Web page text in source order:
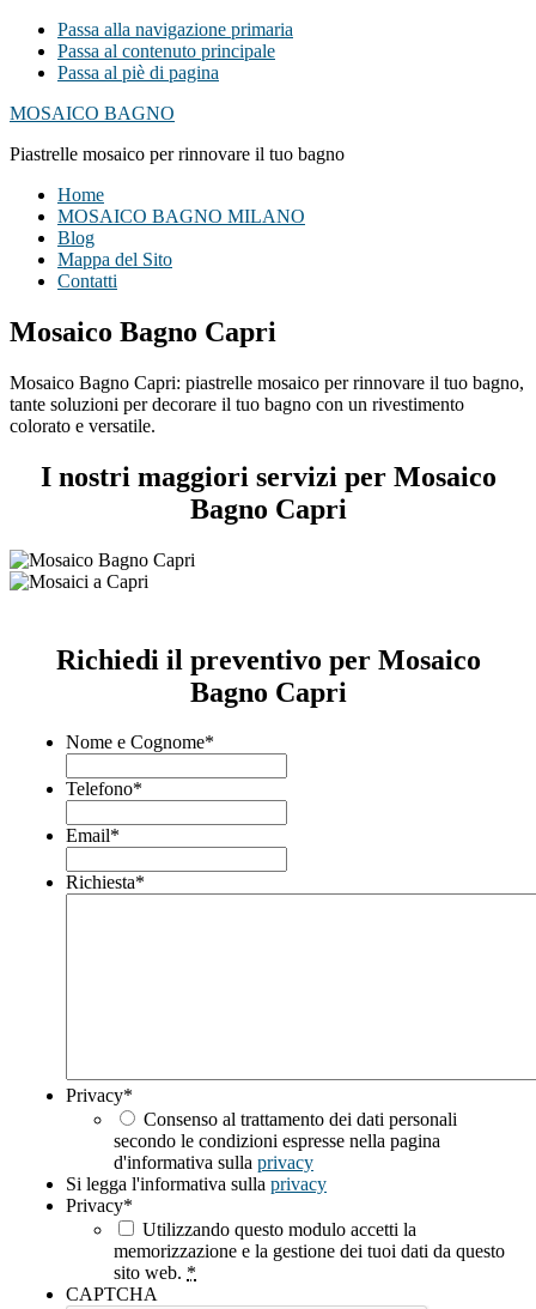
Passa alla navigazione primaria
Passa al contenuto principale
Passa al piè di pagina
MOSAICO BAGNO
Piastrelle mosaico per rinnovare il tuo bagno
Home
MOSAICO BAGNO MILANO
Blog
Mappa del Sito
Contatti
Mosaico Bagno Capri
Mosaico Bagno Capri: piastrelle mosaico per rinnovare il tuo bagno,
tante soluzioni per decorare il tuo bagno con un rivestimento
colorato e versatile.
I nostri maggiori servizi per Mosaico
Bagno Capri
Richiedi il preventivo per Mosaico
Bagno Capri
Nome e Cognome*
Telefono*
Email*
Richiesta*
Privacy*
Consenso al trattamento dei dati personali
secondo le condizioni espresse nella pagina
d'informativa sulla privacy
Si legga l'informativa sulla privacy
Privacy*
Utilizzando questo modulo accetti la
memorizzazione e la gestione dei tuoi dati da questo
sito web. *
CAPTCHA